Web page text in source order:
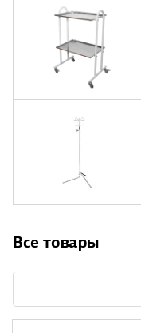
Все товары